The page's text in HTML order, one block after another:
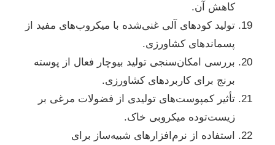
کاهش آن.
تولید کودهای آلی غنی‌شده با میکروب‌های مفید از
پسماندهای کشاورزی.
بررسی امکان‌سنجی تولید بیوچار فعال از پوسته
برنج برای کاربردهای کشاورزی.
تأثیر کمپوست‌های تولیدی از فضولات مرغی بر
زیست‌توده میکروبی خاک.
استفاده از نرم‌افزارهای شبیه‌ساز برای